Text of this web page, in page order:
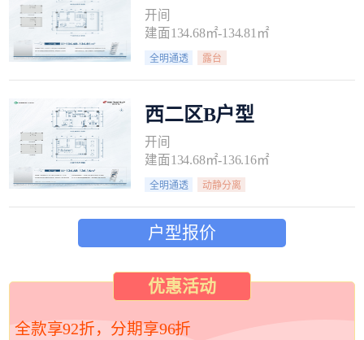
开间
建面134.68㎡-134.81㎡
全明通透 露台
西二区B户型
开间
建面134.68㎡-136.16㎡
全明通透 动静分离
户型报价
优惠活动
全款享92折，分期享96折